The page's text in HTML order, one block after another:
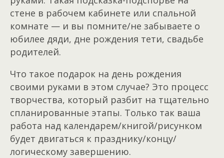
стене в рабочем кабинете или спальной
комнате — и вы помните/не забываете о
юбилее дяди, дне рождения тети, свадьбе
родителей.
Что такое подарок на день рождения
своими руками в этом случае? Это процесс
творчества, который разбит на тщательно
спланированные этапы. Только так ваша
работа над календарем/книгой/рисунком
будет двигаться к празднику/концу/
логическому завершению.